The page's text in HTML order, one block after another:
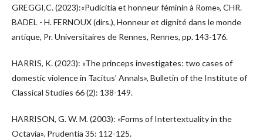
GREGGI,C. (2023):«Pudicitia et honneur féminin à Rome», CHR.
BADEL - H. FERNOUX (dirs.), Honneur et dignité dans le monde
antique, Pr. Universitaires de Rennes, Rennes, pp. 143-176.
HARRIS, K. (2023): «The princeps investigates: two cases of
domestic violence in Tacitus’ Annals», Bulletin of the Institute of
Classical Studies 66 (2): 138-149.
HARRISON, G. W. M. (2003): «Forms of Intertextuality in the
Octavia». Prudentia 35: 112-125.